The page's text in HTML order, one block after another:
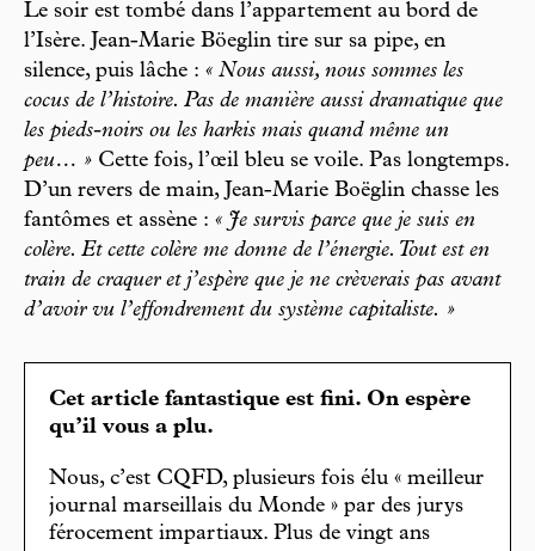
Le soir est tombé dans l’appartement au bord de
l’Isère. Jean-Marie Böeglin tire sur sa pipe, en
silence, puis lâche : « Nous aussi, nous sommes les
cocus de l’histoire. Pas de manière aussi dramatique que
les pieds-noirs ou les harkis mais quand même un
peu… » Cette fois, l’œil bleu se voile. Pas longtemps.
D’un revers de main, Jean-Marie Boëglin chasse les
fantômes et assène : « Je survis parce que je suis en
colère. Et cette colère me donne de l’énergie. Tout est en
train de craquer et j’espère que je ne crèverais pas avant
d’avoir vu l’effondrement du système capitaliste. »
Cet article fantastique est fini. On espère
qu’il vous a plu.
Nous, c’est CQFD, plusieurs fois élu « meilleur
journal marseillais du Monde » par des jurys
férocement impartiaux. Plus de vingt ans